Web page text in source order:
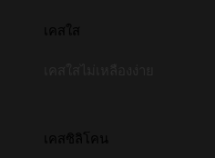
เคสใส
เคสซิลิโคน